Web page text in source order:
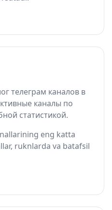
телеграм каналов в
каналы по
статистикой.
eng katta
ruknlarda va batafsil